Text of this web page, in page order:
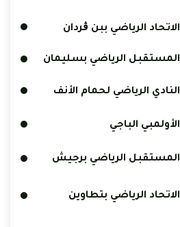
الاتحاد الرياضي ببن ڨردان
المستقبل الرياضي بسليمان
النادي الرياضي لحمام الأنف
الأولمبي الباجي
المستقبل الرياضي برجيش
الاتحاد الرياضي بتطاوين